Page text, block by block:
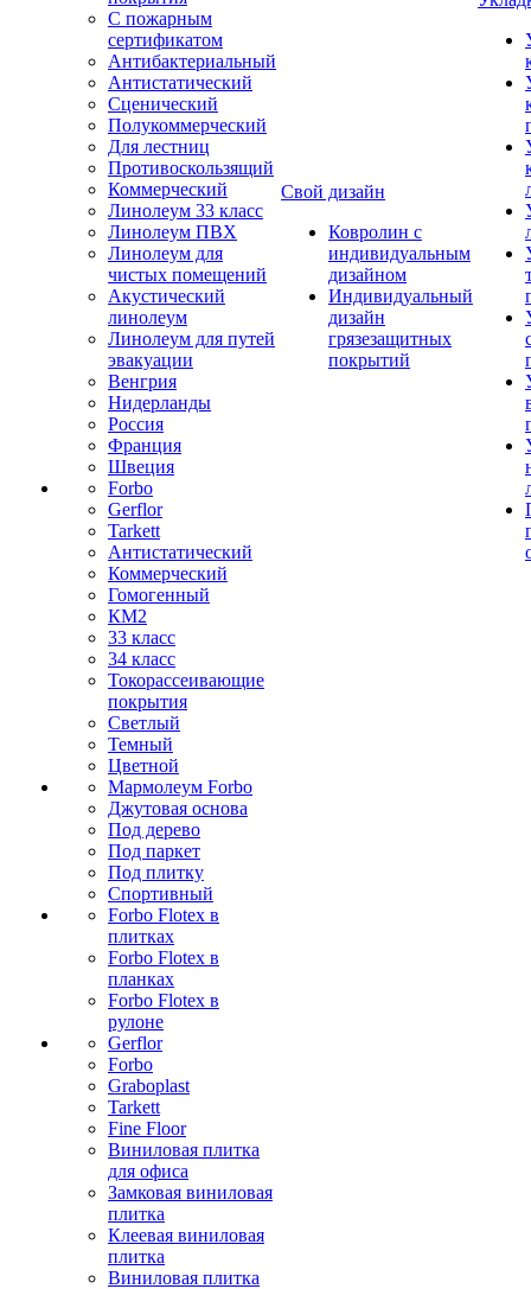
С пожарным
сертификатом
Антибактериальный
Антистатический
Сценический
Полукоммерческий
Для лестниц
Противоскользящий
Коммерческий
Линолеум 33 класс
Линолеум ПВХ
Линолеум для
чистых помещений
Акустический
линолеум
Линолеум для путей
эвакуации
Венгрия
Нидерланды
Россия
Франция
Швеция
Forbo
Gerflor
Tarkett
Антистатический
Коммерческий
Гомогенный
КМ2
33 класс
34 класс
Токорассеивающие
покрытия
Светлый
Темный
Цветной
Мармолеум Forbo
Джутовая основа
Под дерево
Под паркет
Под плитку
Спортивный
Forbo Flotex в
плитках
Forbo Flotex в
планках
Forbo Flotex в
рулоне
Gerflor
Forbo
Graboplast
Tarkett
Fine Floor
Виниловая плитка
для офиса
Замковая виниловая
плитка
Клеевая виниловая
плитка
Виниловая плитка
Свой дизайн
Ковролин с
индивидуальным
дизайном
Индивидуальный
дизайн
грязезащитных
покрытий